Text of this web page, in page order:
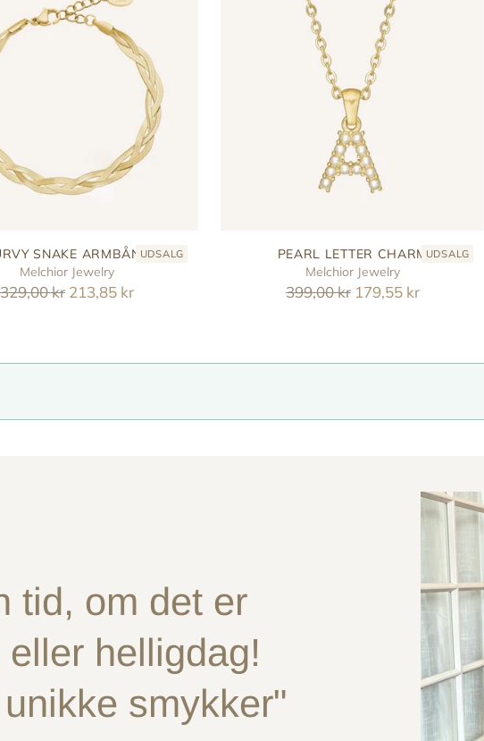
SNAKE ARMBÅNDUDSALG
Melchior Jewelry
Reguler
329,00 kr 213,85 kr
PEARL LETTER CHARMUDSALG
Melchior Jewelry
Reguler
399,00 kr 179,55 kr
tid, om det er
helligdag!
smykker"